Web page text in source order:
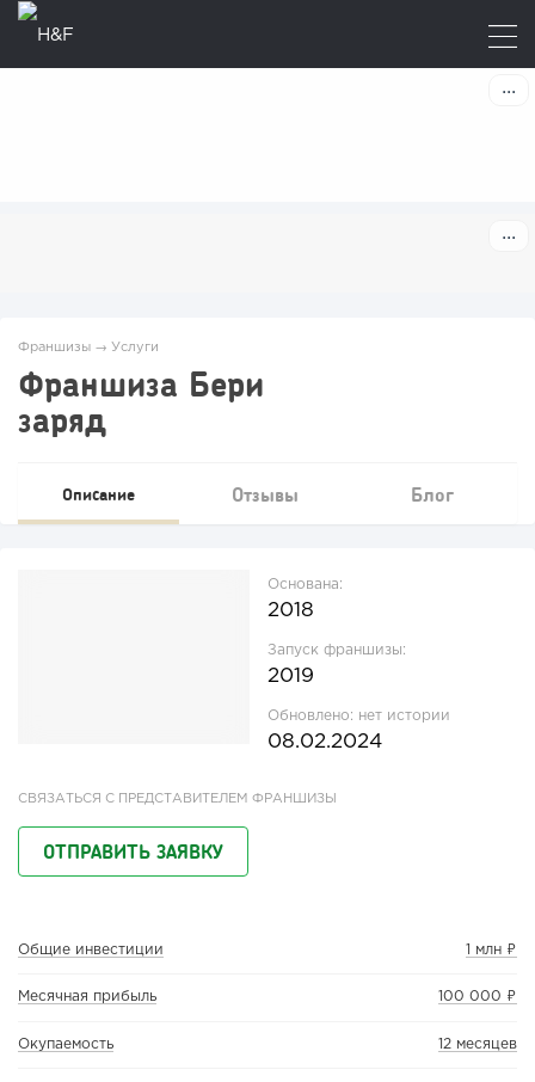
Франшизы → Услуги
Франшиза Бери
заряд
Описание Отзывы Блог
Основана:
2018
Запуск франшизы:
2019
Обновлено: нет истории
08.02.2024
СВЯЗАТЬСЯ С ПРЕДСТАВИТЕЛЕМ ФРАНШИЗЫ
ОТПРАВИТЬ ЗАЯВКУ
Общие инвестиции 1 млн ₽
Месячная прибыль 100 000 ₽
Окупаемость 12 месяцев